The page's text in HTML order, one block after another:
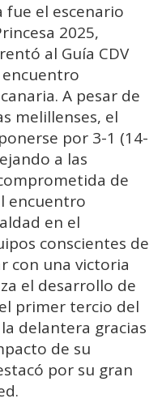
fue el escenario
2025,
al Guía CDV
encuentro
A pesar de
melillenses, el
por 3-1 (14-
a las
de
encuentro
en el
conscientes de
con una victoria
el desarrollo de
primer tercio del
delantera gracias
de su
por su gran